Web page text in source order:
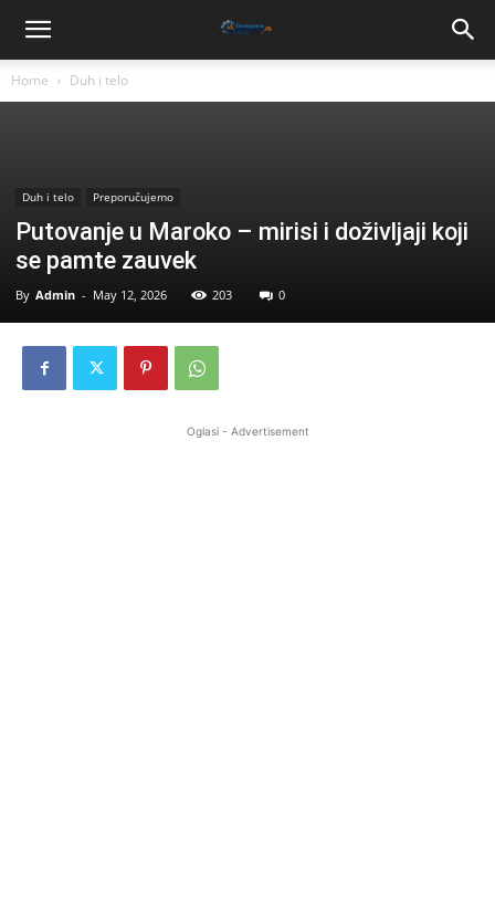
Home Duh i telo
Duh i telo Preporučujemo
Putovanje u Maroko – mirisi i doživljaji koji
se pamte zauvek
By Admin - May 12, 2026 203 0
Oglasi - Advertisement